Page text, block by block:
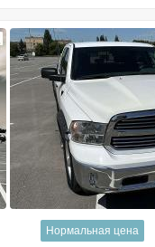
Нормальная цена